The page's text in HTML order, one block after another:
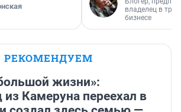
владелец в
бизнесе
РЕКОМЕНДУЕМ
жизни»:
из Камеруна переехал в